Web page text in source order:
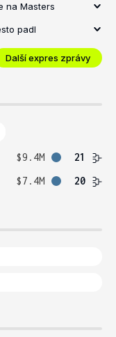
na Masters
padl
Další expres zprávy
$9.4M
21
$7.4M 20